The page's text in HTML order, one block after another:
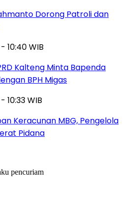
Dorong Patroli dan
10:40 WIB
Kalteng Minta Bapenda
BPH Migas
10:33 WIB
Keracunan MBG, Pengelola
Pidana